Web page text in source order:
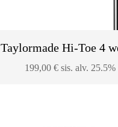
Taylormade Hi-Toe 4
199,00€ sis. alv. 25.5%